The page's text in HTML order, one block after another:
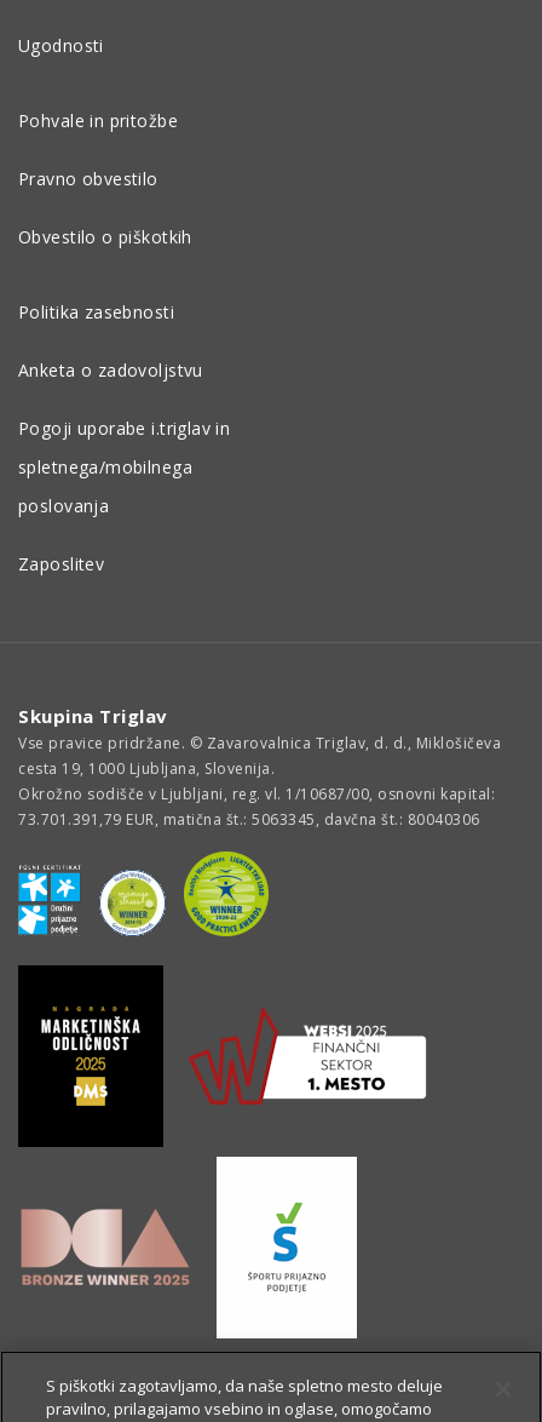
Ugodnosti
Pohvale in pritožbe
Pravno obvestilo
Obvestilo o piškotkih
Politika zasebnosti
Anketa o zadovoljstvu
Pogoji uporabe i.triglav in
spletnega/mobilnega
poslovanja
Zaposlitev
Skupina Triglav
Vse pravice pridržane. © Zavarovalnica Triglav, d. d., Miklošičeva
cesta 19, 1000 Ljubljana, Slovenija.
Okrožno sodišče v Ljubljani, reg. vl. 1/10687/00, osnovni kapital:
73.701.391,79 EUR, matična št.: 5063345, davčna št.: 80040306
S piškotki zagotavljamo, da naše spletno mesto deluje
pravilno, prilagajamo vsebino in oglase, omogočamo